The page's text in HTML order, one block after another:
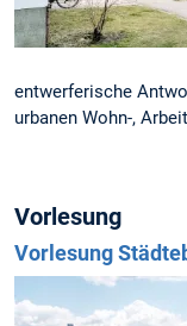
entwerferische
urbanen Wohn-,
Vorlesung
Vorlesung